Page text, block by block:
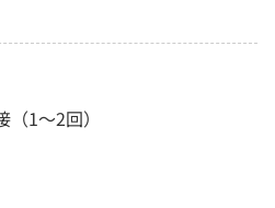
1～2回）